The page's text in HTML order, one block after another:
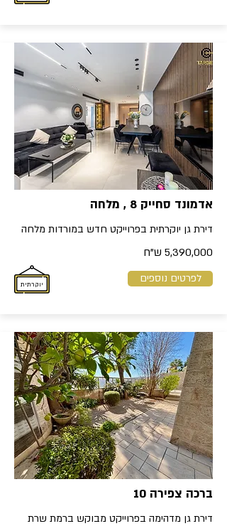
אדמונד סחייק 8 , מלחה
דירת גן יוקרתית בפרוייקט חדש במורדות מלחה
5,390,000 ש"ח
יוקרתית לפרטים נוספים
ברכה צפירה 10
דירת גן מדהימה בפרוייקט מבוקש ברמת שרת